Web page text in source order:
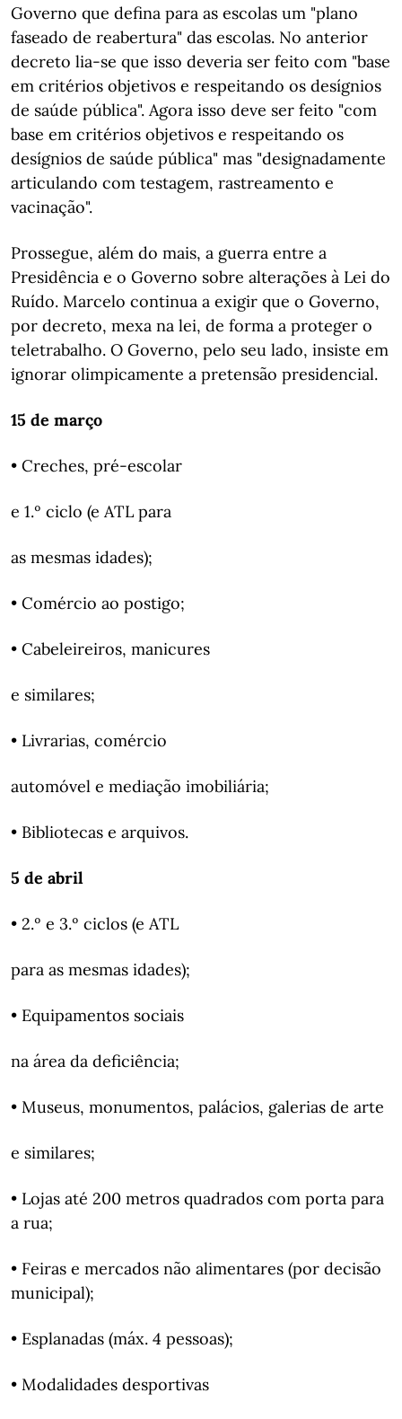
Governo que defina para as escolas um "plano
faseado de reabertura" das escolas. No anterior
decreto lia-se que isso deveria ser feito com "base
em critérios objetivos e respeitando os desígnios
de saúde pública". Agora isso deve ser feito "com
base em critérios objetivos e respeitando os
desígnios de saúde pública" mas "designadamente
articulando com testagem, rastreamento e
vacinação".
Prossegue, além do mais, a guerra entre a
Presidência e o Governo sobre alterações à Lei do
Ruído. Marcelo continua a exigir que o Governo,
por decreto, mexa na lei, de forma a proteger o
teletrabalho. O Governo, pelo seu lado, insiste em
ignorar olimpicamente a pretensão presidencial.
15 de março
• Creches, pré-escolar
e 1.º ciclo (e ATL para
as mesmas idades);
• Comércio ao postigo;
• Cabeleireiros, manicures
e similares;
• Livrarias, comércio
automóvel e mediação imobiliária;
• Bibliotecas e arquivos.
5 de abril
• 2.º e 3.º ciclos (e ATL
para as mesmas idades);
• Equipamentos sociais
na área da deficiência;
• Museus, monumentos, palácios, galerias de arte
e similares;
• Lojas até 200 metros quadrados com porta para
a rua;
• Feiras e mercados não alimentares (por decisão
municipal);
• Esplanadas (máx. 4 pessoas);
• Modalidades desportivas